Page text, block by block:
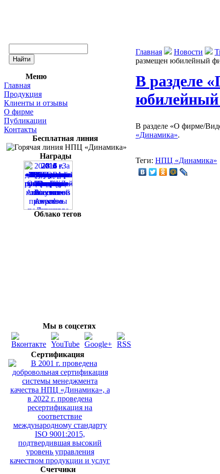
Меню
Главная
Продукция
Клиенты и отзывы
О фирме
Публикации
Контакты
Бесплатная линия
Награды
Облако тегов
Мы в соцсетях
Сертификация
Счетчики
Главная Новости
размещен юбилейный
В разделе
В разделе «О фирме/
«Динамика».
Теги: НПЦ «Динамика»